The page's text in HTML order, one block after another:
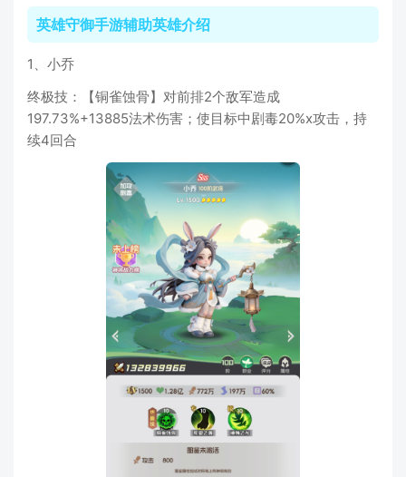
英雄守御手游辅助英雄介绍
1、小乔
终极技：【铜雀蚀骨】对前排2个敌军造成
197.73%+13885法术伤害；使目标中剧毒20%x攻击，持
续4回合